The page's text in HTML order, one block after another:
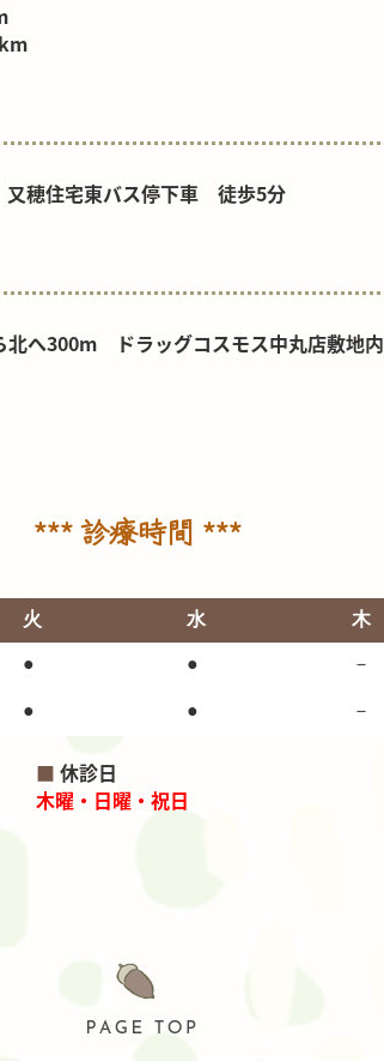
穂住宅東バス停下車 徒歩5分
北へ300m ドラッグコスモス中丸店敷地内
*** 診療時間 ***
火 水 木
● ● －
● ● －
■ 休診日
木曜・日曜・祝日